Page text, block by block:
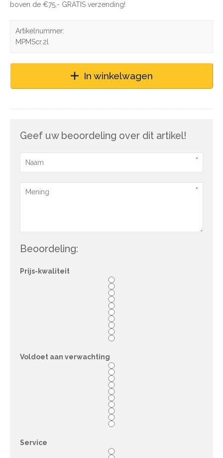
boven de €75,- GRATIS verzending!
Artikelnummer:
MPMScr.2l
In winkelwagen
Geef uw beoordeling over dit artikel!
Beoordeling:
Prijs-kwaliteit
Voldoet aan verwachting
Service